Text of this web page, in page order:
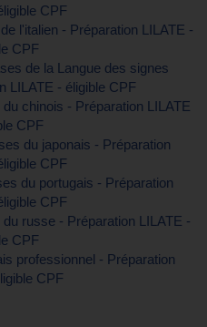
CPF
l'italien - Préparation LILATE -
CPF
de la Langue des signes
LILATE - éligible CPF
chinois - Préparation LILATE
CPF
du japonais - Préparation
CPF
du portugais - Préparation
CPF
russe - Préparation LILATE -
CPF
professionnel - Préparation
CPF